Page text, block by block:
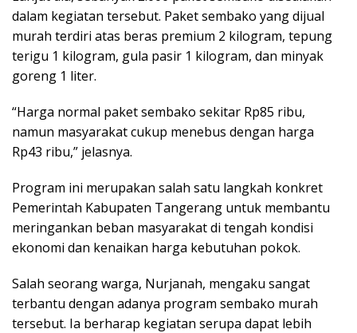
dalam kegiatan tersebut. Paket sembako yang dijual
murah terdiri atas beras premium 2 kilogram, tepung
terigu 1 kilogram, gula pasir 1 kilogram, dan minyak
goreng 1 liter.
“Harga normal paket sembako sekitar Rp85 ribu,
namun masyarakat cukup menebus dengan harga
Rp43 ribu,” jelasnya.
Program ini merupakan salah satu langkah konkret
Pemerintah Kabupaten Tangerang untuk membantu
meringankan beban masyarakat di tengah kondisi
ekonomi dan kenaikan harga kebutuhan pokok.
Salah seorang warga, Nurjanah, mengaku sangat
terbantu dengan adanya program sembako murah
tersebut. Ia berharap kegiatan serupa dapat lebih